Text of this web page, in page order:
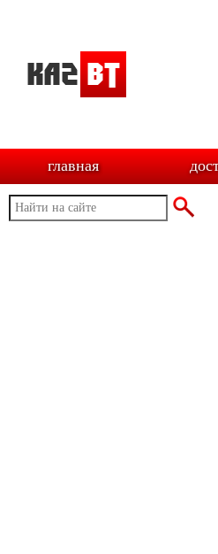
главная